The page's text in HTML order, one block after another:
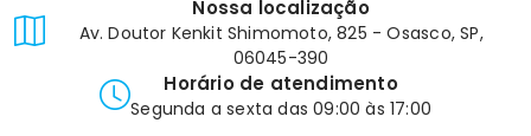
Nossa localização
Av. Doutor Kenkit Shimomoto, 825 - Osasco, SP,
06045-390
Horário de atendimento
Segunda a sexta das 09:00 às 17:00